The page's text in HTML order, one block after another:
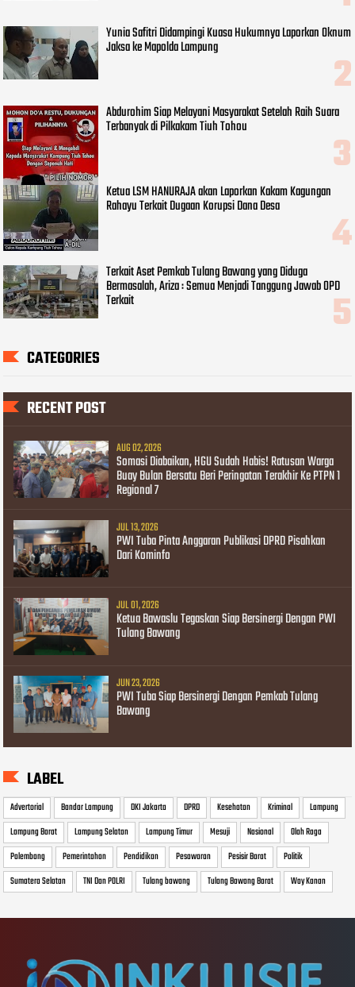
Yunia Safitri Didampingi Kuasa Hukumnya Laporkan Oknum
Jaksa ke Mapolda Lampung
Abdurohim Siap Melayani Masyarakat Setelah Raih Suara
Terbanyak di Pilkakam Tiuh Tohou
Ketua LSM HANURAJA akan Laporkan Kakam Kagungan
Rahayu Terkait Dugaan Korupsi Dana Desa
Terkait Aset Pemkab Tulang Bawang yang Diduga
Bermasalah, Ariza : Semua Menjadi Tanggung Jawab OPD
Terkait
CATEGORIES
RECENT POST
AUG 02, 2026
Somasi Diabaikan, HGU Sudah Habis! Ratusan Warga
Buay Bulan Bersatu Beri Peringatan Terakhir Ke PTPN 1
Regional 7
JUL 13, 2026
PWI Tuba Pinta Anggaran Publikasi DPRD Pisahkan
Dari Kominfo
JUL 01, 2026
Ketua Bawaslu Tegaskan Siap Bersinergi Dengan PWI
Tulang Bawang
JUN 23, 2026
PWI Tuba Siap Bersinergi Dengan Pemkab Tulang
Bawang
LABEL
Advertorial Bandar Lampung DKI Jakarta DPRD Kesehatan Kriminal
Lampung
Lampung Barat
Lampung Selatan Lampung Timur Mesuji Nasional
Olah Raga
Palembang
Pemerintahan Pendidikan Pesawaran Pesisir Barat
Politik
Sumatera Selatan
TNI Dan POLRI Tulang bawang Tulang Bawang Barat Way Kanan